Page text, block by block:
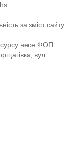
за зміст сайту
несе ФОП
вул.